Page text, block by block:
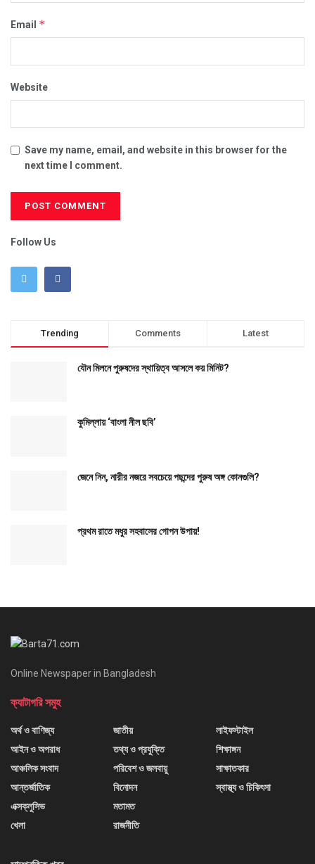
Email *
Website
Save my name, email, and website in this browser for the
next time I comment.
Follow Us
Trending Comments Latest
যৌন মিলনে পুরুষদের স্থায়িত্ব আসলে কয় মিনিট?
কুমিল্লায় ‘বাংলা নীল ছবি’
জেনে নিন, নারীর নজরে সবচেয়ে পছন্দের পুরুষ অঙ্গ কোনগুলি?
প্রথম রাতে মধুর সহবাসের গোপন উপায়!
Online Newspaper in Bangladesh
ক্যাটাগরি সমুহ
অর্থ ও বাণিজ্য
আইন ও অপরাধ
আঞ্চলিক সংবাদ
আন্তর্জাতিক
এক্সক্লুসিভ
খেলা
জাতীয়
তথ্য ও প্রযুক্তি
পরিবেশ ও জলবায়ু
বিনোদন
মতামত
রাজনীতি
লাইফস্টাইল
শিক্ষাঙ্গন
সাক্ষাতকার
স্বাস্থ্য ও চিকিৎসা